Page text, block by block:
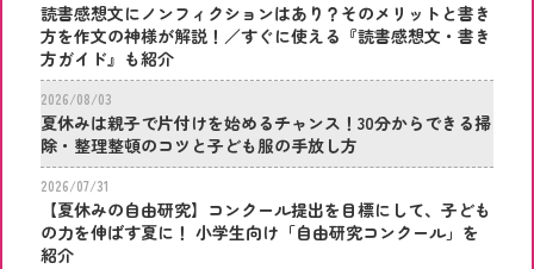
読書感想文にノンフィクションはあり？そのメリットと書き
方を作文の神様が解説！／すぐに使える『読書感想文・書き
方ガイド』も紹介
2026/08/03
夏休みは親子で片付けを始めるチャンス！30分からできる掃
除・整理整頓のコツと子ども服の手放し方
2026/07/31
【夏休みの自由研究】コンクール提出を目標にして、子ども
の力を伸ばす夏に！ 小学生向け「自由研究コンクール」を
紹介